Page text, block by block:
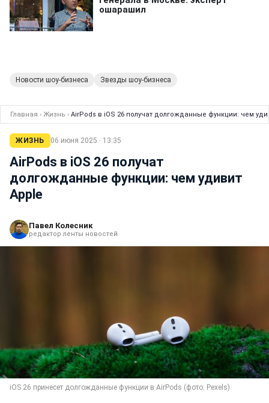
Новости шоу-бизнеса Звезды шоу-бизнеса
Главная › Жизнь › AirPods в iOS 26 получат долгожданные функции: чем
ЖИЗНЬ 06 июня 2025 · 13:35
AirPods в iOS 26 получат
долгожданные функции: чем удивит
Apple
Павел Колесник
редактор ленты новостей
iOS 26 принесет долгожданные функции в AirPods (фото: Pexels)